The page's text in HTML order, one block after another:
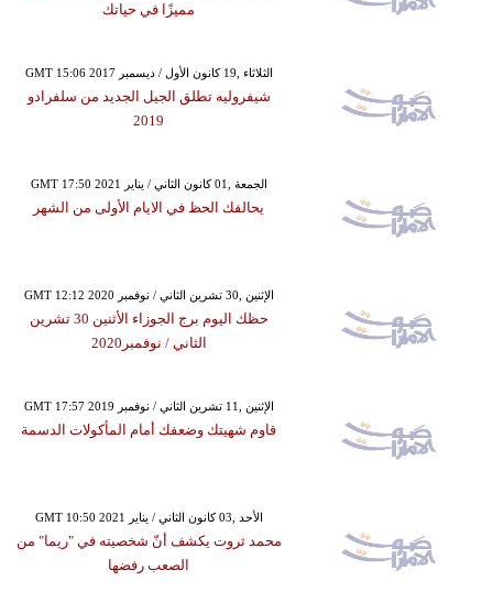
مميزًا في حياتك
GMT 15:06 2017 الثلاثاء ,19 كانون الأول / ديسمبر
شيفروليه تطلق الجيل الجديد من سلفرادو
2019
GMT 17:50 2021 الجمعة ,01 كانون الثاني / يناير
يحالفك الحظ في الايام الأولى من الشهر
GMT 12:12 2020 الإثنين ,30 تشرين الثاني / نوفمبر
حظك اليوم برج الجوزاء الأثنين 30 تشرين
الثاني / نوفمبر2020
GMT 17:57 2019 الإثنين ,11 تشرين الثاني / نوفمبر
قاوم شهيتك وضعفك أمام المأكولات الدسمة
GMT 10:50 2021 الأحد ,03 كانون الثاني / يناير
محمد ثروت يكشف أنّ شخصيته في "ريما" من
الصعب رفضها